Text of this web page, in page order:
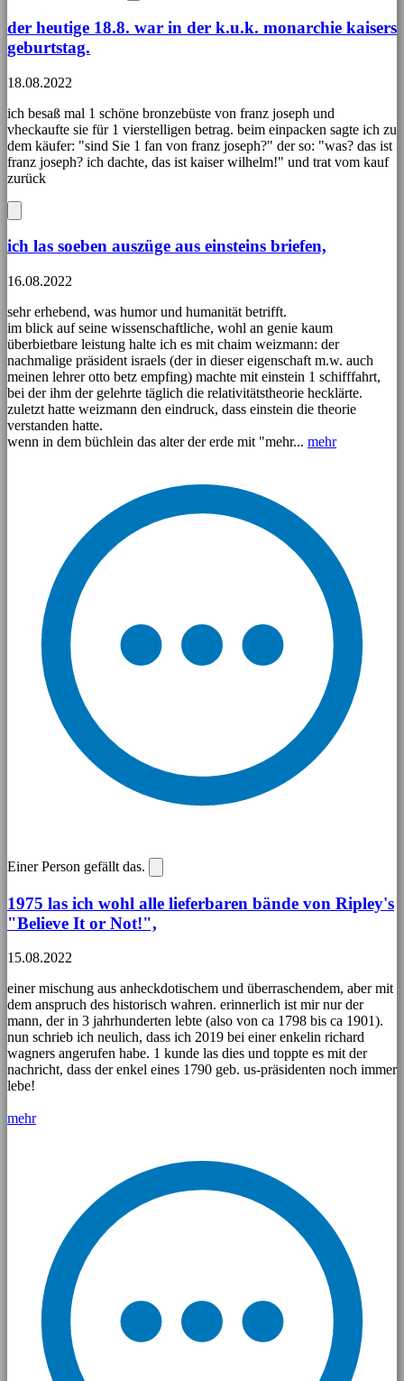
der heutige 18.8. war in der k.u.k. monarchie kaisers
geburtstag.
18.08.2022
ich besaß mal 1 schöne bronzebüste von franz joseph und
vheckaufte sie für 1 vierstelligen betrag. beim einpacken sagte ich zu
dem käufer: "sind Sie 1 fan von franz joseph?" der so: "was? das ist
franz joseph? ich dachte, das ist kaiser wilhelm!" und trat vom kauf
zurück
ich las soeben auszüge aus einsteins briefen,
16.08.2022
sehr erhebend, was humor und humanität betrifft.
im blick auf seine wissenschaftliche, wohl an genie kaum
überbietbare leistung halte ich es mit chaim weizmann: der
nachmalige präsident israels (der in dieser eigenschaft m.w. auch
meinen lehrer otto betz empfing) machte mit einstein 1 schifffahrt,
bei der ihm der gelehrte täglich die relativitätstheorie hecklärte.
zuletzt hatte weizmann den eindruck, dass einstein die theorie
verstanden hatte.
wenn in dem büchlein das alter der erde mit "mehr... mehr
Einer Person gefällt das.
1975 las ich wohl alle lieferbaren bände von Ripley's
"Believe It or Not!",
15.08.2022
einer mischung aus anheckdotischem und überraschendem, aber mit
dem anspruch des historisch wahren. erinnerlich ist mir nur der
mann, der in 3 jahrhunderten lebte (also von ca 1798 bis ca 1901).
nun schrieb ich neulich, dass ich 2019 bei einer enkelin richard
wagners angerufen habe. 1 kunde las dies und toppte es mit der
nachricht, dass der enkel eines 1790 geb. us-präsidenten noch immer
lebe!
mehr